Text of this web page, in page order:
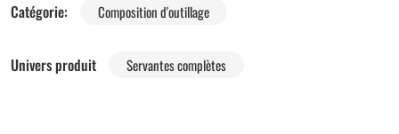
Catégorie:
Composition d'outillage
Univers produit Servantes complètes